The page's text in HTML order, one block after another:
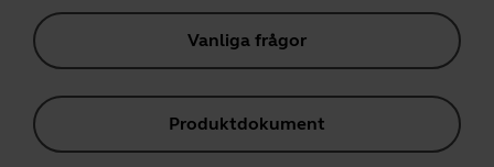
Vanliga frågor
Produktdokument